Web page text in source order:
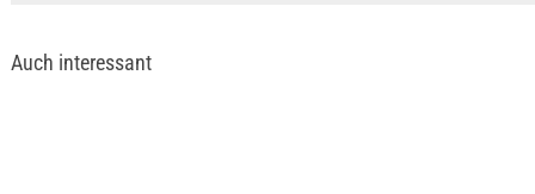
Auch interessant